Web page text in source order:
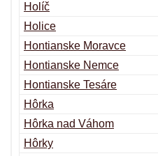
Holíč
Holice
Hontianske Moravce
Hontianske Nemce
Hontianske Tesáre
Hôrka
Hôrka nad Váhom
Hôrky